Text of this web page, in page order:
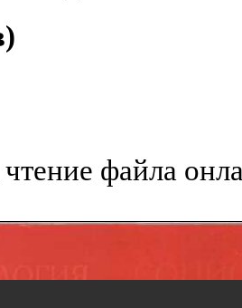
файла